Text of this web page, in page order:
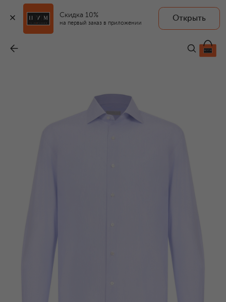
Скидка 10%
на первый заказ в приложении
Открыть
110 000 ₽